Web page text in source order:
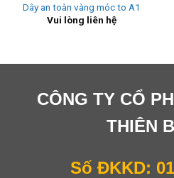
Dây an toàn vàng móc to A1
Vui lòng liên hệ
CÔNG TY CỔ
THIÊN
Số ĐKKD: